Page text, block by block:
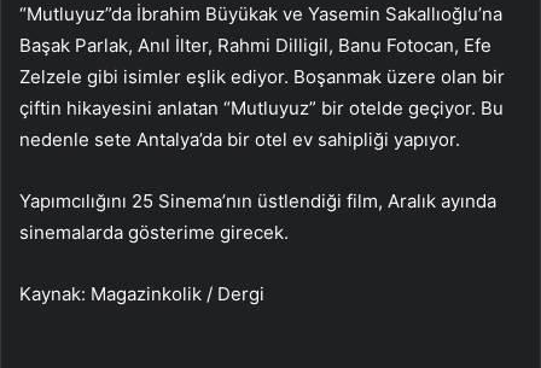
“Mutluyuz”da İbrahim Büyükak ve Yasemin Sakallıoğlu’na
Başak Parlak, Anıl İlter, Rahmi Dilligil, Banu Fotocan, Efe
Zelzele gibi isimler eşlik ediyor. Boşanmak üzere olan bir
çiftin hikayesini anlatan “Mutluyuz” bir otelde geçiyor. Bu
nedenle sete Antalya’da bir otel ev sahipliği yapıyor.
Yapımcılığını 25 Sinema’nın üstlendiği film, Aralık ayında
sinemalarda gösterime girecek.
Kaynak: Magazinkolik / Dergi